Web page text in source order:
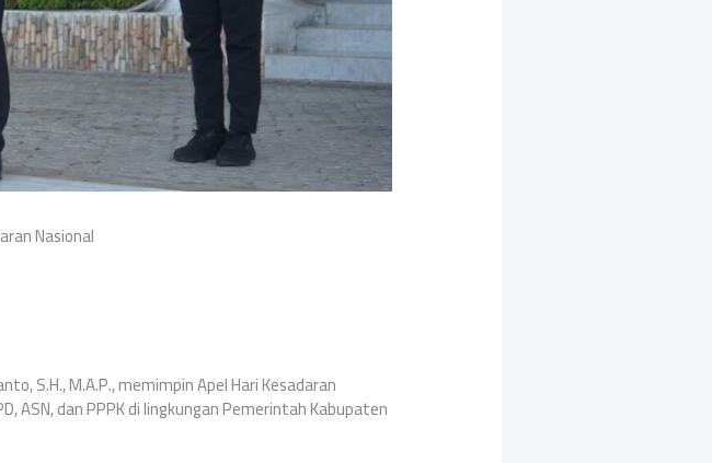
Nasional
S.H., M.A.P., memimpin Apel Hari Kesadaran
ASN, dan PPPK di lingkungan Pemerintah Kabupaten